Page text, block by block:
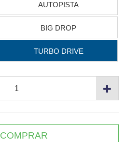
AUTOPISTA
BIG DROP
TURBO DRIVE
COMPRAR